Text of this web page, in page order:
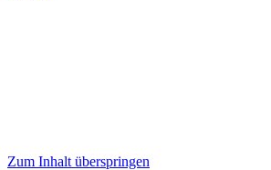
Zum Inhalt überspringen